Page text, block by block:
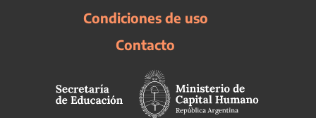
Condiciones de uso
Contacto